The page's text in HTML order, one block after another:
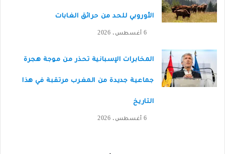
الأوروبي للحد من حرائق الغابات
6 أغسطس، 2026
المخابرات الإسبانية تحذر من موجة هجرة
جماعية جديدة من المغرب مرتقبة في هذا
التاريخ
6 أغسطس، 2026